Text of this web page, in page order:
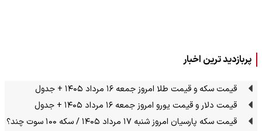
پربازدید ترین اخبار
قیمت سکه و قیمت طلا امروز جمعه ۱۶ مرداد ۱۴۰۵ + جدول
قیمت دلار و قیمت یورو امروز جمعه ۱۶ مرداد ۱۴۰۵ + جدول
قیمت سکه پارسیان امروز شنبه ۱۷ مرداد ۱۴۰۵ / سکه ۱۰۰ سوت چند؟